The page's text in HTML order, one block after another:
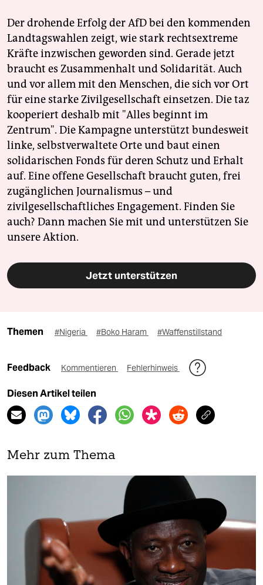
Der drohende Erfolg der AfD bei den kommenden
Landtagswahlen zeigt, wie stark rechtsextreme
Kräfte inzwischen geworden sind. Gerade jetzt
braucht es Zusammenhalt und Solidarität. Auch
und vor allem mit den Menschen, die sich vor Ort
für eine starke Zivilgesellschaft einsetzen. Die taz
kooperiert deshalb mit "Alles beginnt im
Zentrum". Die Kampagne unterstützt bundesweit
linke, selbstverwaltete Orte und baut einen
solidarischen Fonds für deren Schutz und Erhalt
auf. Eine offene Gesellschaft braucht guten, frei
zugänglichen Journalismus – und
zivilgesellschaftliches Engagement. Finden Sie
auch? Dann machen Sie mit und unterstützen Sie
unsere Aktion.
Jetzt unterstützen
Themen #Nigeria #Boko Haram #Waffenstillstand
Feedback Kommentieren Fehlerhinweis
Diesen Artikel teilen
Mehr zum Thema